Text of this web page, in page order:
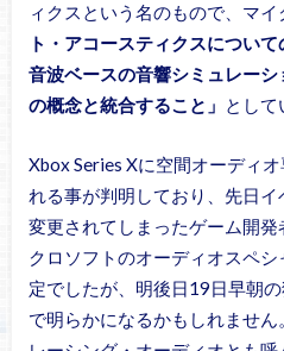
ィクスという名のもので、マ
ト・アコースティクスについ
音波ベースの音響シミュレー
の概念と統合すること」 として
Xbox Series Xに空間オーディ
れる事が判明しており、先日
変更されてしまったゲーム開
クロソフトのオーディオスペ
定でしたが、明後日19日早朝
で明らかになるかもしれませ